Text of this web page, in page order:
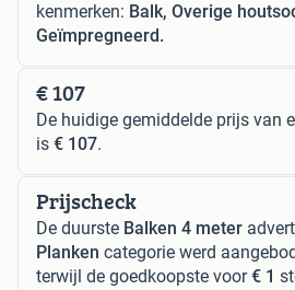
kenmerken: Balk, Overige
Geïmpregneerd.
€ 107
De huidige gemiddelde prijs van
is € 107.
Prijscheck
De duurste Balken 4 meter
Planken categorie werd
terwijl de goedkoopste voor€ 1